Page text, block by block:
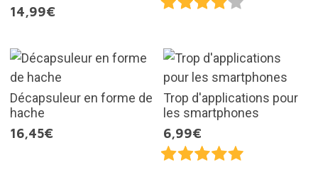
14,99€
Décapsuleur en forme de
hache
16,45€
Trop d'applications pour
les smartphones
6,99€